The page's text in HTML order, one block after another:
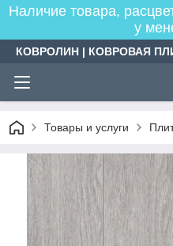
Наличие товара,
у
КОВРОЛИН | КОВРОВАЯ
Товары и услуги